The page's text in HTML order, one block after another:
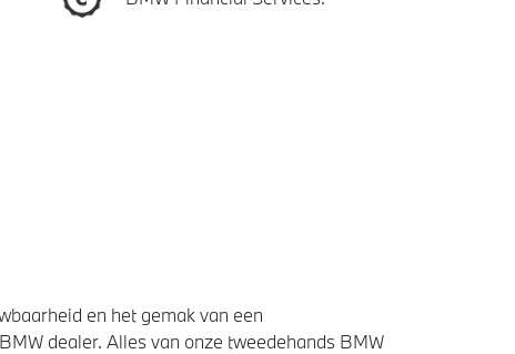
en het gemak van een
dealer. Alles van onze tweedehands BMW